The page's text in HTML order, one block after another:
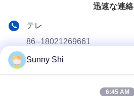
迅速な連絡
テレ
86--18021269661
メール
yolanda@chinesejinta.com
Sunny Shi
6:45 AM